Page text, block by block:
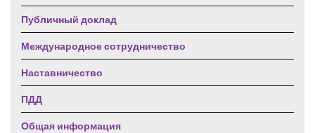
Публичный доклад
Международное сотрудничество
Наставничество
ПДД
Общая информация